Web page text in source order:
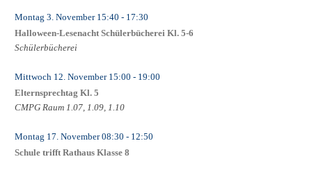
Montag 3. November15:40 - 17:30
Halloween-Lesenacht Schülerbücherei Kl. 5-6
Schülerbücherei
Mittwoch 12. November15:00 - 19:00
Elternsprechtag Kl. 5
CMPG Raum 1.07, 1.09, 1.10
Montag 17. November08:30 - 12:50
Schule trifft Rathaus Klasse 8